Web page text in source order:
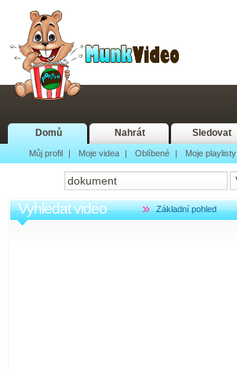
Domů Nahrát Sledovat
Můj profil | Moje videa | Oblíbené | Moje playlisty
Vyhledat video Základní pohled